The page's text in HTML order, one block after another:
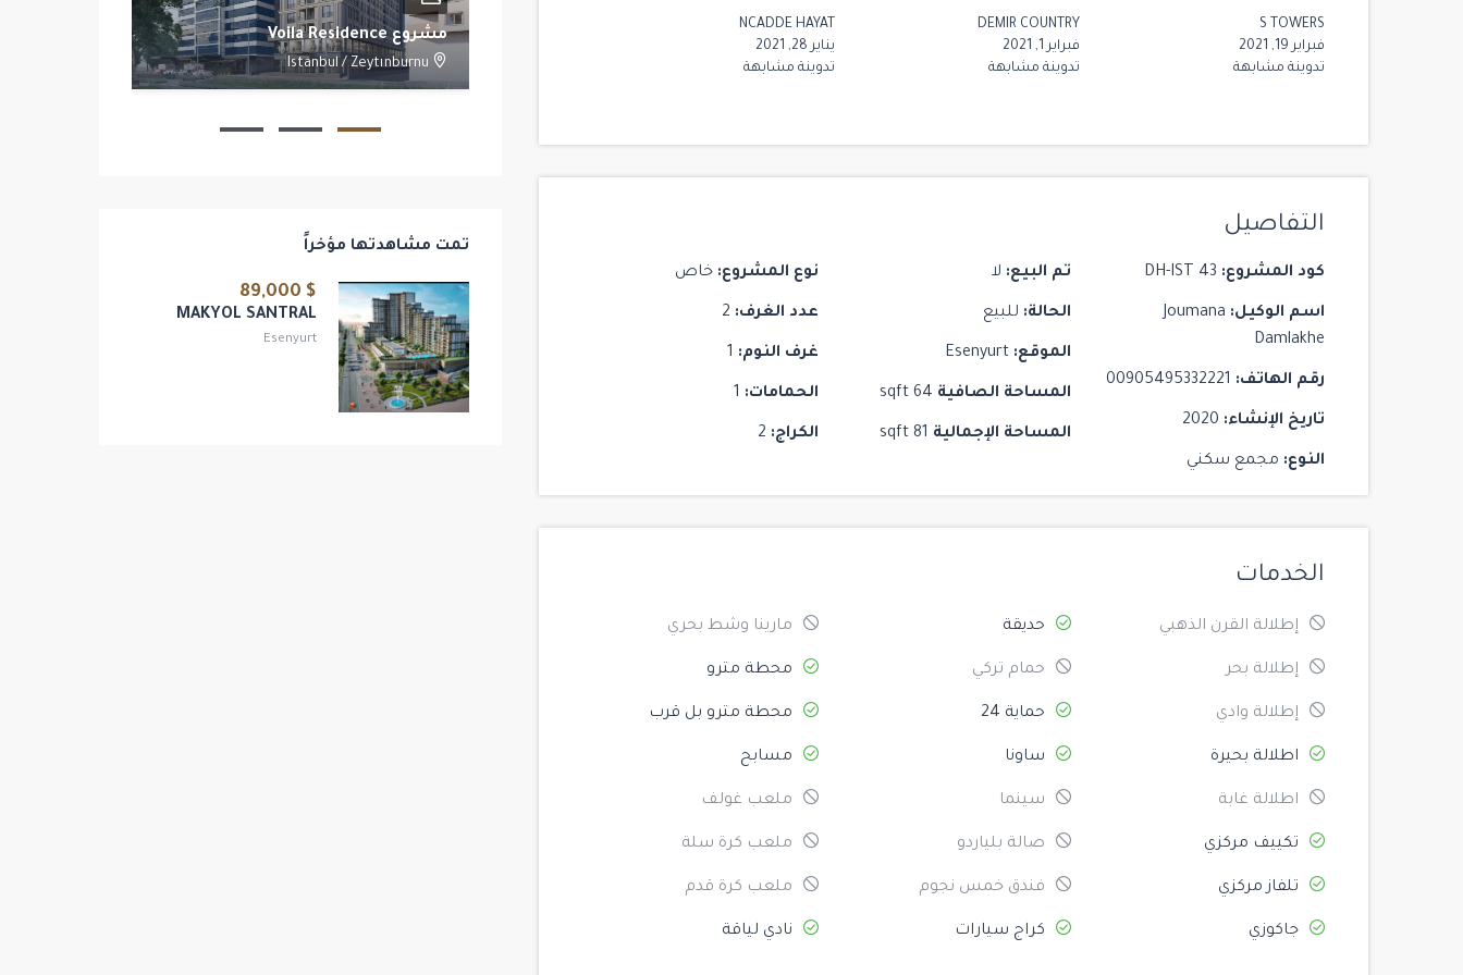
S TOWERS
فبراير 19, 2021
تدوينة مشابهة
DEMIR COUNTRY
فبراير 1, 2021
تدوينة مشابهة
NCADDE HAYAT
يناير 28, 2021
تدوينة مشابهة
التفاصيل
كود المشروع:
اسم الوكيل: Joumana
Damlakhe
رقم الهاتف:
تاريخ الإنشاء:
النوع: مجمع سكني
تم البيع:
الحالة:
الموقع: Esenyurt
المساحة الصافية
المساحة الإجمالية
نوع المشروع: خاص
عدد الغرف:
غرف النوم:
الحمامات:
الكراج:
الخدمات
إطلالة القرن الذهبي
إطلالة بحر
إطلالة وادي
اطلالة بحيرة
اطلالة غابة
تكييف مركزي
تلفاز مركزي
جاكوزي
حديقة
حمام تركي
حماية 24
ساونا
سينما
صالة بلياردو
فندق خمس نجوم
كراج سيارات
مارينا وشط بحري
محطة مترو
محطة مترو بل قرب
مسابح
ملعب غولف
ملعب كرة سلة
ملعب كرة قدم
نادي لياقة
Istanbul
مشروع Mogan Vadi Evleri
/ Sariyer
مشروع Voila Residence
Istanbul / Zeytınburnu
تمت مشاهدتها مؤخراً
$ 89,000
MAKYOL SANTRAL
Esenyurt